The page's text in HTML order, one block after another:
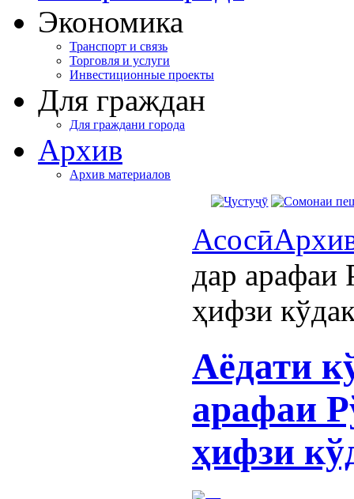
Экономика
Транспорт и связь
Торговля и услуги
Инвестиционные проекты
Для граждан
Для граждани города
Архив
Архив материалов
Асосӣ
дар арафаи
ҳифзи
Аёдати
арафаи
ҳифзи